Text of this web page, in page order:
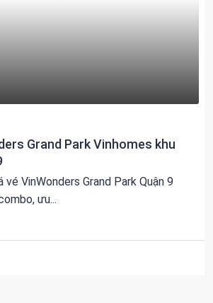
Grand Park Vinhomes khu
vé VinWonders Grand Park Quận 9
ưu...